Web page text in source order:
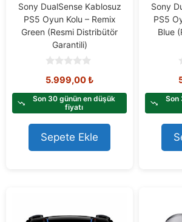
Sony DualSense Kablosuz
PS5 Oyun Kolu – Remix
Green (Resmi Distribütör
Garantili)
o
t
f
5
5.999,00₺
Son 30 günün en düşük
fiyatı
Sepete Ekle
Sony
PS5
Blue
t
f
Son